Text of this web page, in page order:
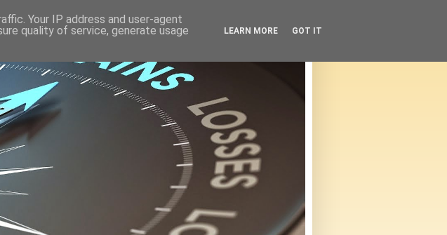
Your IP address and user-agent
quality of service, generate usage
LEARN MORE GOT IT